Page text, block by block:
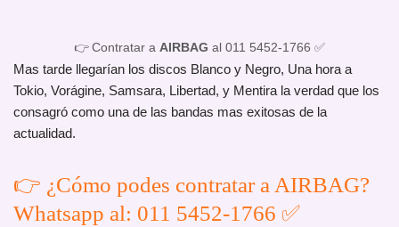
👉 Contratar a AIRBAG al 011 5452-1766 ✅
Mas tarde llegarían los discos Blanco y Negro, Una hora a
Tokio, Vorágine, Samsara, Libertad, y Mentira la verdad que los
consagró como una de las bandas mas exitosas de la
actualidad.
👉 ¿Cómo podes contratar a AIRBAG?
Whatsapp al: 011 5452-1766 ✅